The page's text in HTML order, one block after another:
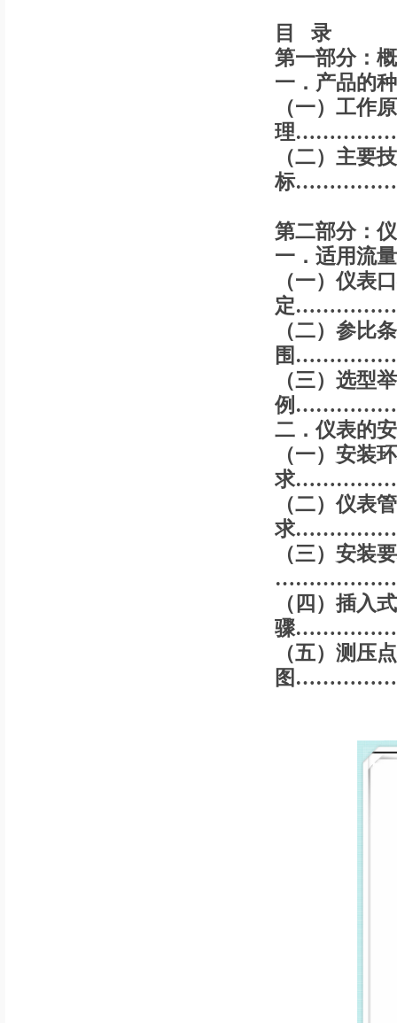
目 录
第一部分：
一．产品的
（一）工作原
理
（二）主要
标
第二部分：
一．适用流
（一）仪表
定
（二）参比
围
（三）选型举
例
二．仪表的
（一）安装
求
（二）仪表
求
（三）安装
（四）插入
骤
（五）测压
图